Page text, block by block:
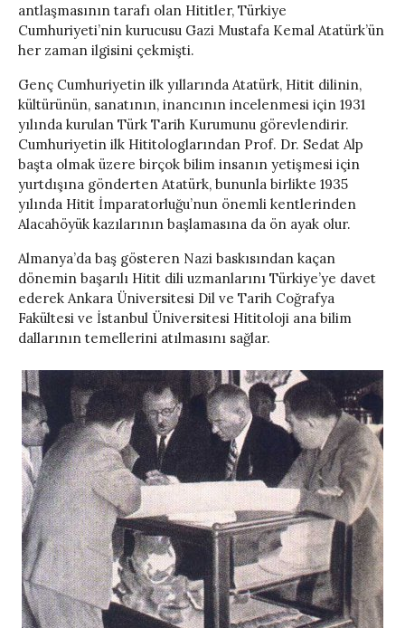
antlaşmasının tarafı olan Hititler, Türkiye
Cumhuriyeti’nin kurucusu Gazi Mustafa Kemal Atatürk’ün
her zaman ilgisini çekmişti.
Genç Cumhuriyetin ilk yıllarında Atatürk, Hitit dilinin,
kültürünün, sanatının, inancının incelenmesi için 1931
yılında kurulan Türk Tarih Kurumunu görevlendirir.
Cumhuriyetin ilk Hititologlarından Prof. Dr. Sedat Alp
başta olmak üzere birçok bilim insanın yetişmesi için
yurtdışına gönderten Atatürk, bununla birlikte 1935
yılında Hitit İmparatorluğu’nun önemli kentlerinden
Alacahöyük kazılarının başlamasına da ön ayak olur.
Almanya’da baş gösteren Nazi baskısından kaçan
dönemin başarılı Hitit dili uzmanlarını Türkiye’ye davet
ederek Ankara Üniversitesi Dil ve Tarih Coğrafya
Fakültesi ve İstanbul Üniversitesi Hititoloji ana bilim
dallarının temellerini atılmasını sağlar.